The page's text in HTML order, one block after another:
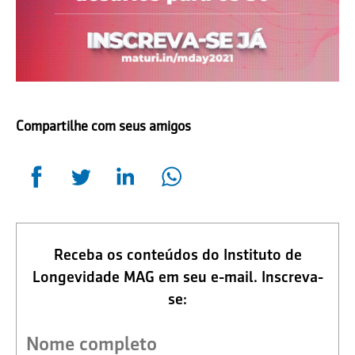
Compartilhe com seus amigos
Receba os conteúdos do Instituto de
Longevidade MAG em seu e-mail. Inscreva-
se: